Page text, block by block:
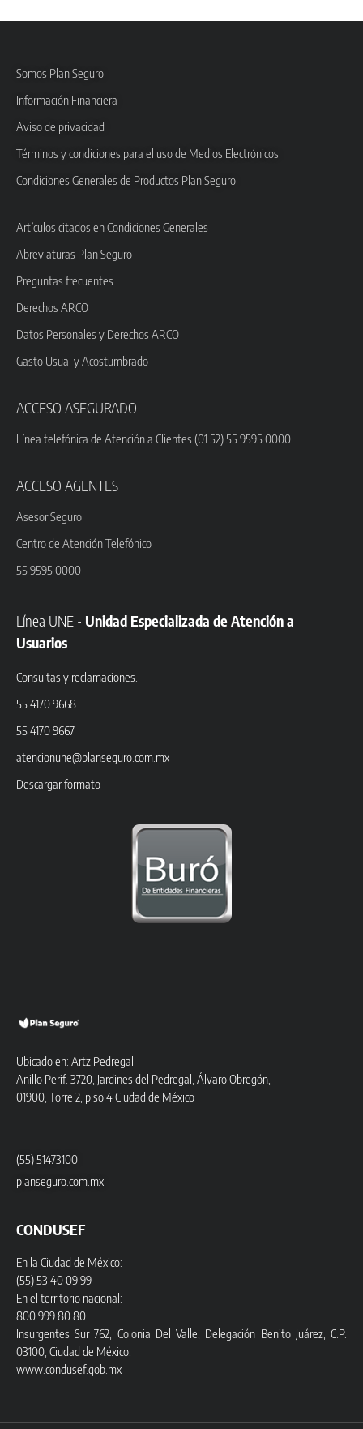
Somos Plan Seguro
Información Financiera
Aviso de privacidad
Términos y condiciones para el uso de Medios Electrónicos
Condiciones Generales de Productos Plan Seguro
Artículos citados en Condiciones Generales
Abreviaturas Plan Seguro
Preguntas frecuentes
Derechos ARCO
Datos Personales y Derechos ARCO
Gasto Usual y Acostumbrado
ACCESO ASEGURADO
Línea telefónica de Atención a Clientes (01 52) 55 9595 0000
ACCESO AGENTES
Asesor Seguro
Centro de Atención Telefónico
55 9595 0000
Línea UNE - Unidad Especializada de Atención a
Usuarios
Consultas y reclamaciones.
55 4170 9668
55 4170 9667
atencionune@planseguro.com.mx
Descargar formato
Ubicado en: Artz Pedregal
Anillo Perif. 3720, Jardines del Pedregal, Álvaro Obregón,
01900, Torre 2, piso 4 Ciudad de México
(55) 51473100
planseguro.com.mx
CONDUSEF
En la Ciudad de México:
(55) 53 40 09 99
En el territorio nacional:
800 999 80 80
Insurgentes Sur 762, Colonia Del Valle, Delegación Benito Juárez, C.P.
03100, Ciudad de México.
www.condusef.gob.mx